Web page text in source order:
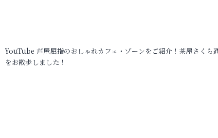
YouTube 芦屋屈指のおしゃれカフェ・ゾーンをご紹介！茶屋さくら
をお散歩しました！